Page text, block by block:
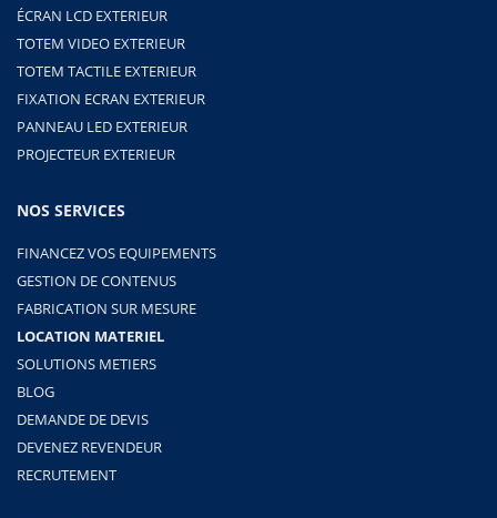
ÉCRAN LCD EXTERIEUR
TOTEM VIDEO EXTERIEUR
TOTEM TACTILE EXTERIEUR
FIXATION ECRAN EXTERIEUR
PANNEAU LED EXTERIEUR
PROJECTEUR EXTERIEUR
NOS SERVICES
FINANCEZ VOS EQUIPEMENTS
GESTION DE CONTENUS
FABRICATION SUR MESURE
LOCATION MATERIEL
SOLUTIONS METIERS
BLOG
DEMANDE DE DEVIS
DEVENEZ REVENDEUR
RECRUTEMENT